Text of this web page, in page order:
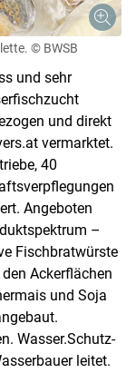
© BWSB
und sehr
und direkt
vermarktet.
40
Angeboten
–
Fischbratwürste
Ackerflächen
und Soja
Wasser.Schutz-
leitet.